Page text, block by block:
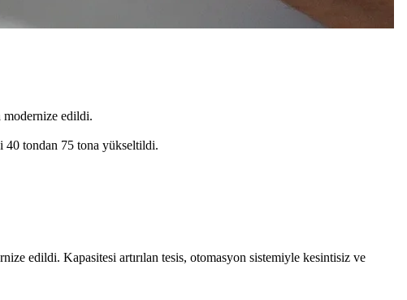
modernize edildi.
40 tondan 75 tona yükseltildi.
edildi. Kapasitesi artırılan tesis, otomasyon sistemiyle kesintisiz ve